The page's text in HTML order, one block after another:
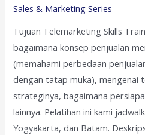
Sales & Marketing Series
Tujuan Telemarketing Skills
bagaimana konsep penjualan
(memahami perbedaan
dengan tatap muka), mengenai
strateginya, bagaimana
lainnya. Pelatihan ini kami
Yogyakarta, dan Batam.